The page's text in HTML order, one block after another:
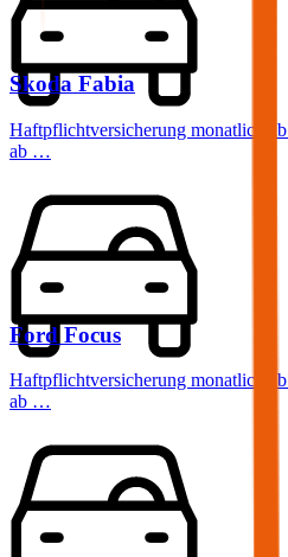
Skoda Fabia
Haftpflichtversicherung monatlich ab
ab …
Ford Focus
Haftpflichtversicherung monatlich ab
ab …